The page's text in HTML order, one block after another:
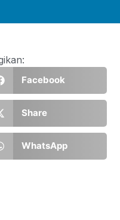
Facebook
Share
WhatsApp